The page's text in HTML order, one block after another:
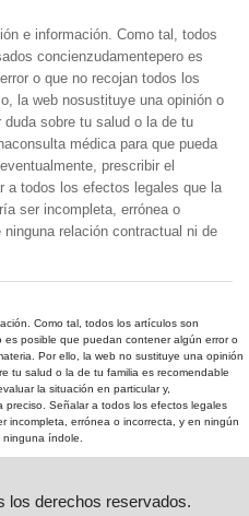
e información. Como tal, todos
concienzudamentepero es
o que no recojan todos los
la web nosustituye una opinión o
sobre tu salud o la de tu
médica para que pueda
prescribir el
a todos los efectos legales que la
ser incompleta, errónea o
relación contractual ni de
Como tal, todos los artículos son
posible que puedan contener algún error o
Por ello, la web no sustituye una opinión
tu salud o la de tu familia es recomendable
la situación en particular y,
preciso. Señalar a todos los efectos legales
incompleta, errónea o incorrecta, y en ningún
índole.
los derechos reservados.